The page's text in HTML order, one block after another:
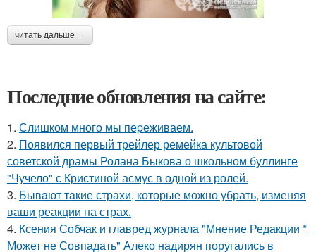
читать дальше →
Последние обновления на сайте:
1. Слишком много мы пеpеживаем.
2. Появился первый трейлер ремейка культовой
советской драмы Ролана Быкова о школьном буллинге
"Чучело" с Кристиной асмус в одной из ролей.
3. Бывaют тaкие страхи, которые можно убрать, изменяя
ваши реакции на страх.
4. Ксения Собчак и главред журнала "Мнение Редакции *
Может не Совпадать" Алеко надирян поругались в